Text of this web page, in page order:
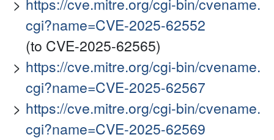
https://cve.mitre.org/cgi-bin/cvename.
cgi?name=CVE-2025-62552
(to CVE-2025-62565)
https://cve.mitre.org/cgi-bin/cvename.
cgi?name=CVE-2025-62567
https://cve.mitre.org/cgi-bin/cvename.
cgi?name=CVE-2025-62569